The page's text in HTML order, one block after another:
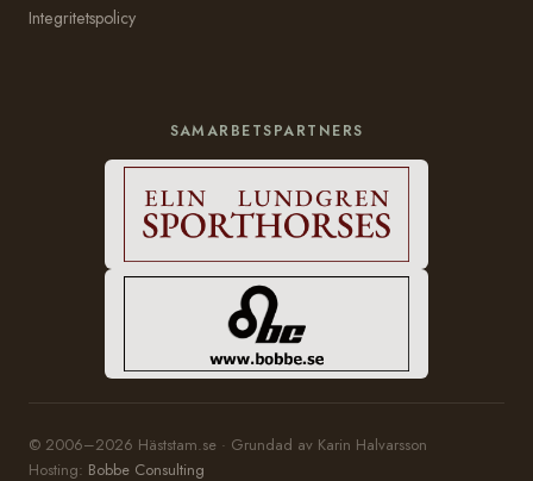
Integritetspolicy
SAMARBETSPARTNERS
© 2006–2026 Häststam.se · Grundad av Karin Halvarsson
Hosting: Bobbe Consulting